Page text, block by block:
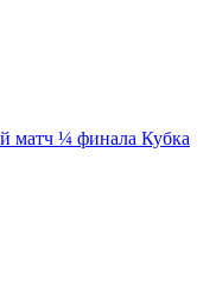
матч ¼ финала Кубка